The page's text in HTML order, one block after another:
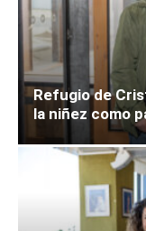
Refugio de
la niñez como